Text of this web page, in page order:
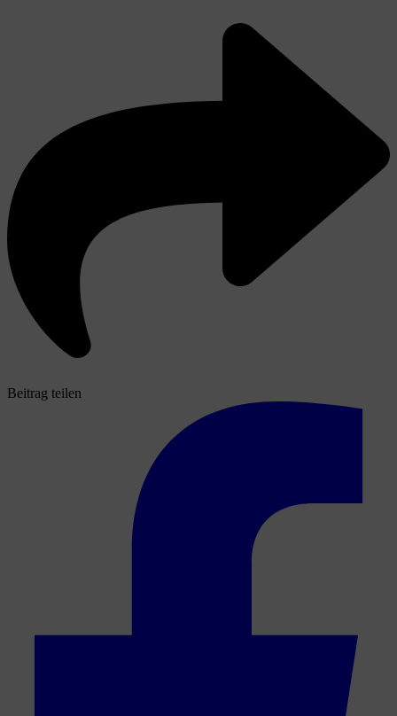
Beitrag teilen